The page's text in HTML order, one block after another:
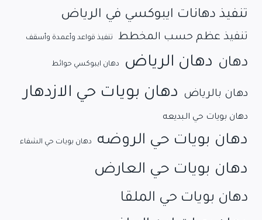
تنفيذ دهانات ايبوكسي في الرياض
تنفيذ عظم حسب المخطط تنفيذ قواعد وأعمدة وأسقف
دهان دهان الرياض دهان ايبوكسي حوائط
دهان بالرياض دهان بويات حي الازدهار
دهان بويات حي البديعه
دهان بويات حي الروضه دهان بويات حي الشفاء
دهان بويات حي العارض
دهان بويات حي الملقا